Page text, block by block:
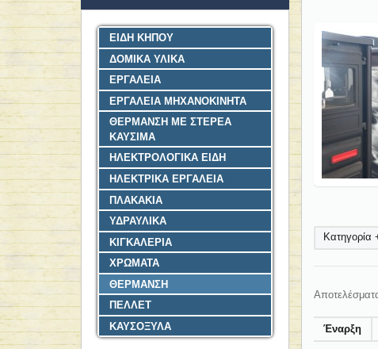
Κατηγορία
Έναρξη
ΕΙΔΗ ΚΗΠΟΥ
ΔΟΜΙΚΑ ΥΛΙΚΑ
ΕΡΓΑΛΕΙΑ
ΕΡΓΑΛΕΙΑ ΜΗΧΑΝΟΚΙΝΗΤΑ
ΘΕΡΜΑΝΣΗ ΜΕ ΣΤΕΡΕΑ
ΚΑΥΣΙΜΑ
ΗΛΕΚΤΡΟΛΟΓΙΚΑ ΕΙΔΗ
ΗΛΕΚΤΡΙΚΑ ΕΡΓΑΛΕΙΑ
ΠΛΑΚΑΚΙΑ
ΥΔΡΑΥΛΙΚΑ
ΚΙΓΚΑΛΕΡΙΑ
ΧΡΩΜΑΤΑ
ΘΕΡΜΑΝΣΗ
ΠΕΛΛΕΤ
ΚΑΥΣΟΞΥΛΑ